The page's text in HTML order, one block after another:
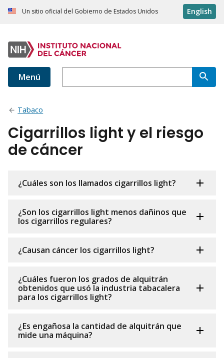
Un sitio oficial del Gobierno de Estados Unidos English
Menú
Tabaco
Cigarrillos light y el riesgo
de cáncer
¿Cuáles son los llamados cigarrillos light?
¿Son los cigarrillos light menos dañinos que
los cigarrillos regulares?
¿Causan cáncer los cigarrillos light?
¿Cuáles fueron los grados de alquitrán
obtenidos que usó la industria tabacalera
para los cigarrillos light?
¿Es engañosa la cantidad de alquitrán que
mide una máquina?